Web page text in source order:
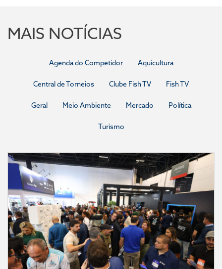
MAIS NOTÍCIAS
Agenda do Competidor Aquicultura
Central de Torneios Clube Fish TV Fish TV
Geral Meio Ambiente Mercado Política
Turismo